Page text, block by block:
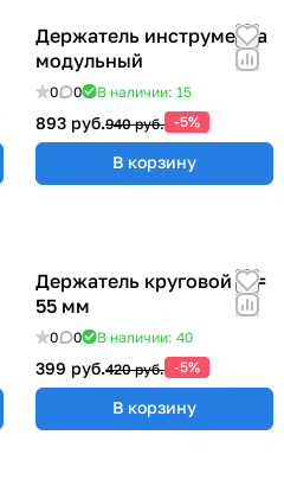
Держатель инструмента
модульный
0 0 В наличии: 15
893 руб.940 руб. -5%
В корзину
Держатель круговой Ø =
55 мм
0 0 В наличии: 40
399 руб.420 руб. -5%
В корзину